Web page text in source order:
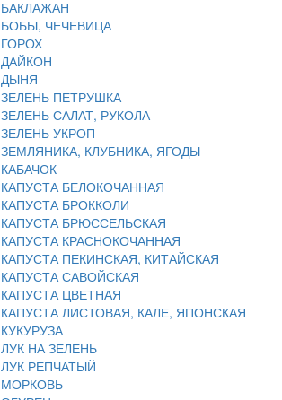
БАКЛАЖАН
БОБЫ, ЧЕЧЕВИЦА
ГОРОХ
ДАЙКОН
ДЫНЯ
ЗЕЛЕНЬ ПЕТРУШКА
ЗЕЛЕНЬ САЛАТ, РУКОЛА
ЗЕЛЕНЬ УКРОП
ЗЕМЛЯНИКА, КЛУБНИКА, ЯГОДЫ
КАБАЧОК
КАПУСТА БЕЛОКОЧАННАЯ
КАПУСТА БРОККОЛИ
КАПУСТА БРЮССЕЛЬСКАЯ
КАПУСТА КРАСНОКОЧАННАЯ
КАПУСТА ПЕКИНСКАЯ, КИТАЙСКАЯ
КАПУСТА САВОЙСКАЯ
КАПУСТА ЦВЕТНАЯ
КАПУСТА ЛИСТОВАЯ, КАЛЕ, ЯПОНСКАЯ
КУКУРУЗА
ЛУК НА ЗЕЛЕНЬ
ЛУК РЕПЧАТЫЙ
МОРКОВЬ